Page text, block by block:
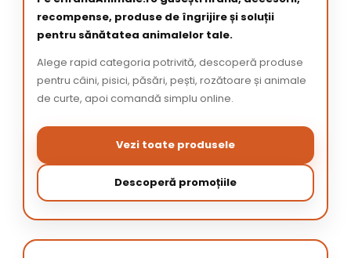
recompense, produse de îngrijire și soluții
pentru sănătatea animalelor tale.
Alege rapid categoria potrivită, descoperă produse
pentru câini, pisici, păsări, pești, rozătoare și animale
de curte, apoi comandă simplu online.
Vezi toate produsele
Descoperă promoțiile